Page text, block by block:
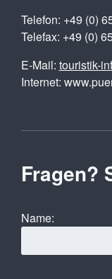
Telefon: +49 (0)
Telefax: +49 (0)
E-Mail: touristik-
Internet:
Fragen?
Name: